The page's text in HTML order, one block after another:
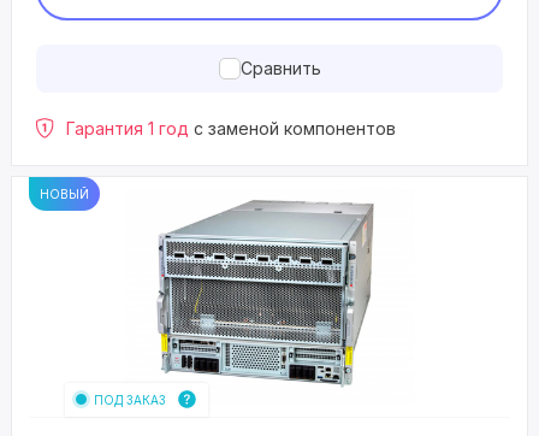
Сравнить
Гарантия 1 год с заменой компонентов
НОВЫЙ
ПОД ЗАКАЗ